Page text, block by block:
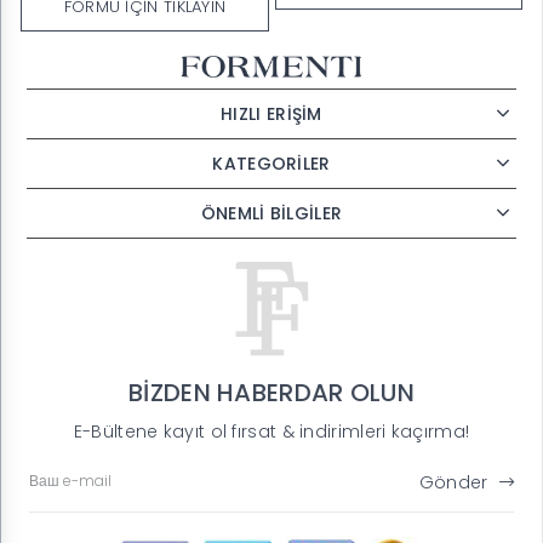
FORMU İÇİN TIKLAYIN
HIZLI ERİŞİM
KATEGORİLER
ÖNEMLİ BİLGİLER
BİZDEN HABERDAR OLUN
E-Bültene kayıt ol fırsat & indirimleri kaçırma!
Gönder